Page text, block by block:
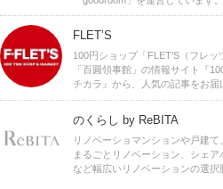
テリアや、ひとり暮らし、ふたり
のアイディアなど、賃貸でも自分
暮らしを楽しむためのヒントをお
ます。
FLET’S
100円ショップ「FLET’S（フレッ
「百圓領事館」の情報サイト『
チカラ』から、人気の記事をお届
す。
のくらし by ReBITA
リノベーショマンションや戸建て
まるごとリノベーション、シェア
など幅広いリノベーションの選択